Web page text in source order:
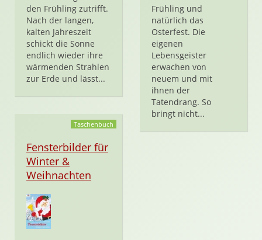
den Frühling zutrifft.
Nach der langen,
kalten Jahreszeit
schickt die Sonne
endlich wieder ihre
wärmenden Strahlen
zur Erde und lässt...
Frühling und
natürlich das
Osterfest. Die
eigenen
Lebensgeister
erwachen von
neuem und mit
ihnen der
Tatendrang. So
bringt nicht...
Taschenbuch
Fensterbilder für
Winter &
Weihnachten